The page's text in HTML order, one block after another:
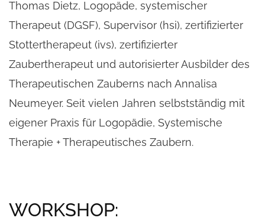
Thomas Dietz, Logopäde, systemischer
Therapeut (DGSF), Supervisor (hsi), zertifizierter
Stottertherapeut (ivs), zertifizierter
Zaubertherapeut und autorisierter Ausbilder des
Therapeutischen Zauberns nach Annalisa
Neumeyer. Seit vielen Jahren selbstständig mit
eigener Praxis für Logopädie, Systemische
Therapie + Therapeutisches Zaubern.
WORKSHOP: